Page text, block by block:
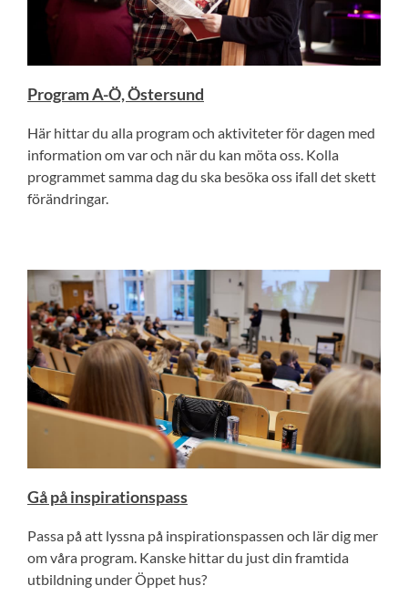
Program A-Ö, Östersund
Här hittar du alla program och aktiviteter för dagen med
information om var och när du kan möta oss. Kolla
programmet samma dag du ska besöka oss ifall det skett
förändringar.
Gå på inspirationspass
Passa på att lyssna på inspirationspassen och lär dig mer
om våra program. Kanske hittar du just din framtida
utbildning under Öppet hus?